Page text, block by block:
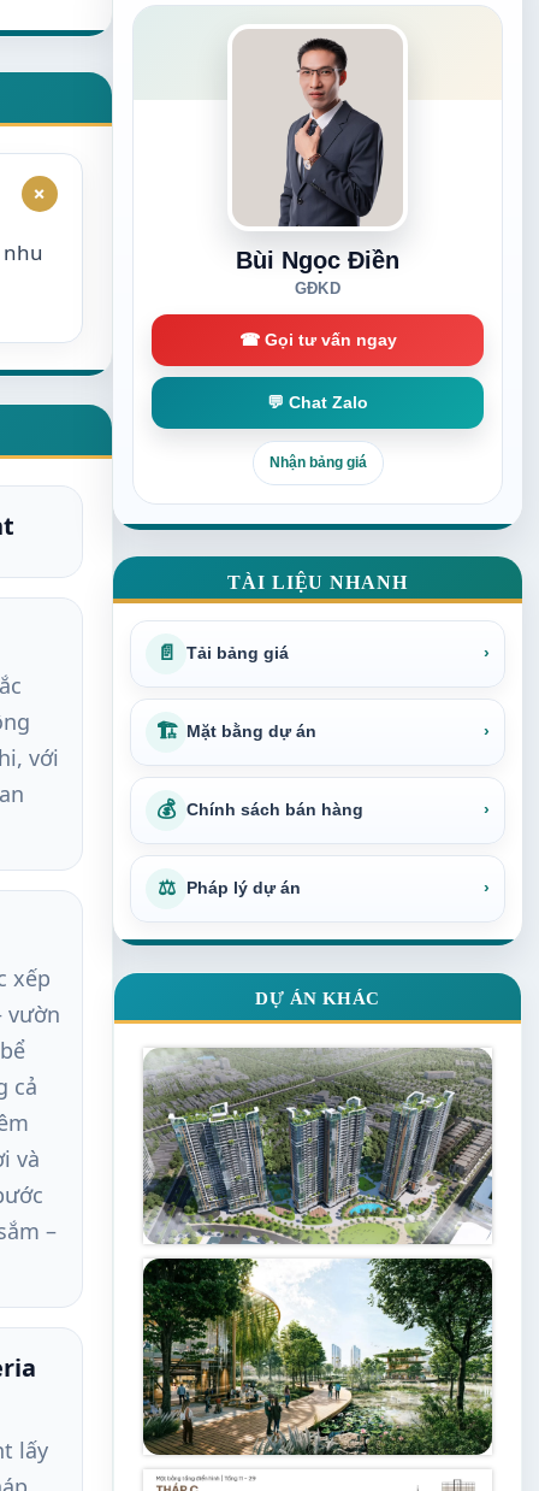
+
với
xếp
vườn
cả
và
–
lấy
Bùi Ngọc Điền
GĐKD
☎ Gọi tư vấn ngay
💬 Chat Zalo
Nhận bảng giá
TÀI LIỆU NHANH
📄 Tải bảng giá ›
🏗 Mặt bằng dự án ›
💰 Chính sách bán hàng ›
⚖ Pháp lý dự án ›
DỰ ÁN KHÁC